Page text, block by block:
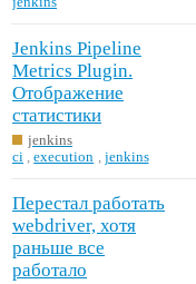
Jenkins Pipeline
Metrics Plugin.
Отображение
статистики
jenkins
ci
,execution jenkins
Перестал работать
webdriver, хотя
раньше все
работало